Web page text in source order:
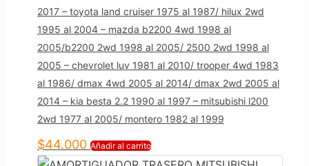
2017 – toyota land cruiser 1975 al 1987/ hilux 2wd
1995 al 2004 – mazda b2200 4wd 1998 al
2005/b2200 2wd 1998 al 2005/ 2500 2wd 1998 al
2005 – chevrolet luv 1981 al 2010/ trooper 4wd 1983
al 1986/ dmax 4wd 2005 al 2014/ dmax 2wd 2005 al
2014 – kia besta 2.2 1990 al 1997 – mitsubishi l200
2wd 1977 al 2005/ montero 1982 al 1999
$44.000 Añadir al carrito